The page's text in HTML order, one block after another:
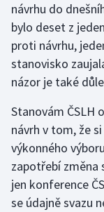
Moderní pětiboj
Motorsport
Olympijské hry
Parasport
Plavání
Plážový volejbal
návrhu do
bylo deset z
proti návrhu,
stanovisko
názor je také
Stanovám ČSLH
návrh v tom, že
výkonného
zapotřebí změna
jen konference
se údajně svazu